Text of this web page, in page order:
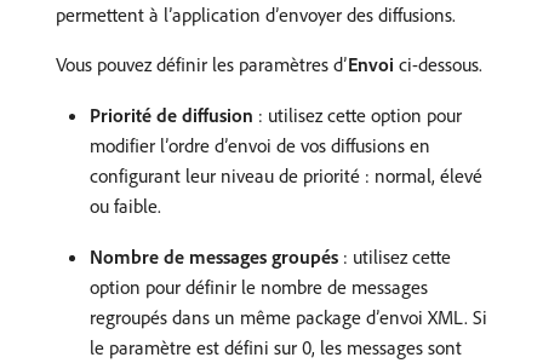
permettent à l’application d’envoyer des diffusions.
Vous pouvez définir les paramètres d’Envoi ci-dessous.
Priorité de diffusion : utilisez cette option pour
modifier l’ordre d’envoi de vos diffusions en
configurant leur niveau de priorité : normal, élevé
ou faible.
Nombre de messages groupés : utilisez cette
option pour définir le nombre de messages
regroupés dans un même package d’envoi XML. Si
le paramètre est défini sur 0, les messages sont